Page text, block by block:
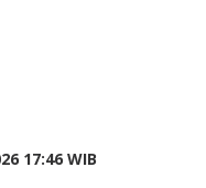
17:46 WIB